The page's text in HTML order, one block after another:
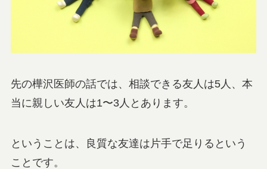
先の樺沢医師の話では、相談できる友人は5人、本
当に親しい友人は1〜3人とあります。
ということは、良質な友達は片手で足りるという
ことです。